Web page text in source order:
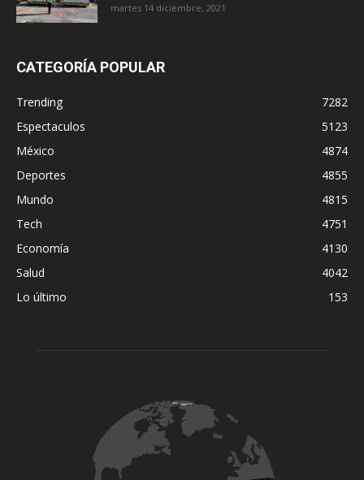
martes 14 diciembre, 2021
CATEGORÍA POPULAR
Trending
7282
Espectaculos
5123
México
4874
Deportes
4855
Mundo
4815
Tech
4751
Economía
4130
Salud
4042
Lo último
153